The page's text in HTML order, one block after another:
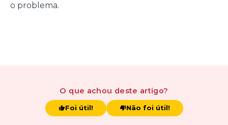
o problema.
O que achou deste artigo?
Foi útil! Não foi útil!